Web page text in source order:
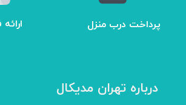
پرداخت درب منزل
درباره تهران مدیکال